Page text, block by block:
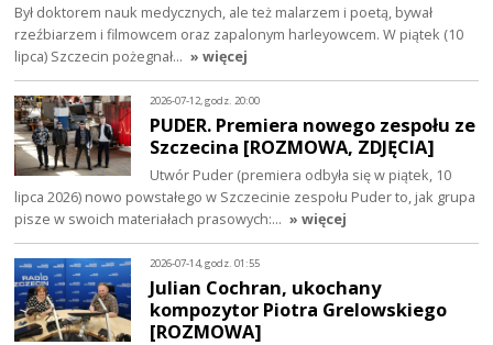
Był doktorem nauk medycznych, ale też malarzem i poetą, bywał
rzeźbiarzem i filmowcem oraz zapalonym harleyowcem. W piątek (10
lipca) Szczecin pożegnał… » więcej
2026-07-12, godz. 20:00
PUDER. Premiera nowego zespołu ze
Szczecina [ROZMOWA, ZDJĘCIA]
Utwór Puder (premiera odbyła się w piątek, 10
lipca 2026) nowo powstałego w Szczecinie zespołu Puder to, jak grupa
pisze w swoich materiałach prasowych:… » więcej
2026-07-14, godz. 01:55
Julian Cochran, ukochany
kompozytor Piotra Grelowskiego
[ROZMOWA]